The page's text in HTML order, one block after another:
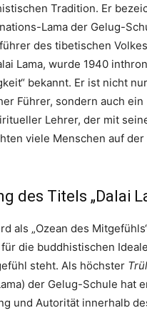
Tradition. Er
Lama der Gelug-
des tibetischen
Lama, wurde 1940
bekannt. Er ist nicht
Führer, sondern auch ein
Lehrer, der mit
viele Menschen auf der
des Titels „Dalai
als „Ozean des
die buddhistischen
steht. Als höchster
der Gelug-Schule hat
und Autorität innerhalb